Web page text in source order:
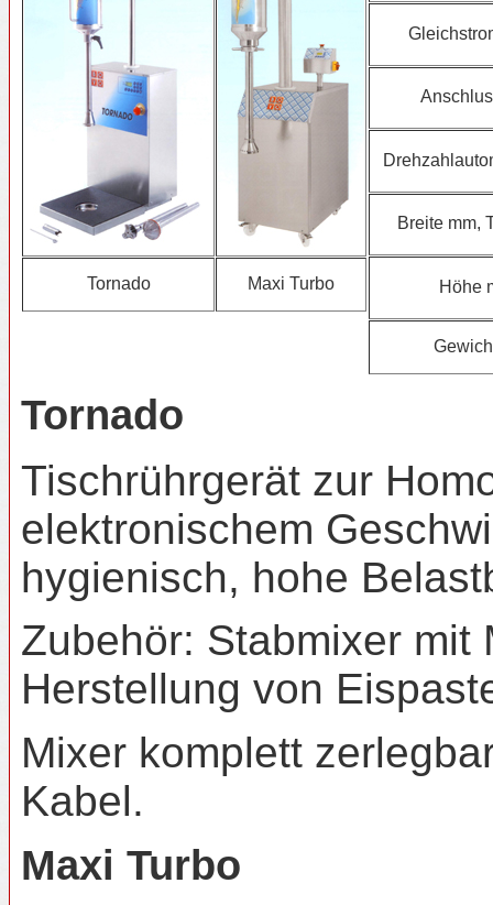
Tornado Maxi Turbo
Breite mm,
Höhe
Tornado
Tischrührgerät zur
elektronischem
hygienisch, hohe
Zubehör: Stabmixer mit
Herstellung von
Mixer komplett
Kabel.
Maxi Turbo